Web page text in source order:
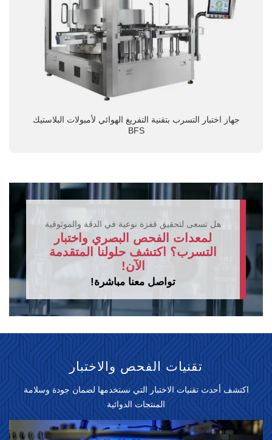
جهاز اختبار التسرب بتقنية التفريغ الهوائي لأمبولات البلاستيك
BFS
هل تسعى لتحقيق قفزة نوعية في الدقة والموثوقية
لمعدات الفحص البصري واختبار
التسرب؟ اكتشف حلولنا المتقدمة
الآن!
تواصل معنا مباشرة!
تقنيات الفحص والاختبار
اكتشف أحدث تقنيات الاختبار التي نستخدمها لضمان جودة وسلامة
المنتجات الدوائية